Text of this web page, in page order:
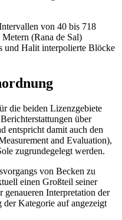
von 40 bis 718
(Rana de Sal)
und Halit interpolierte Blöcke
die beiden Lizenzgebiete
über
entspricht damit auch den
and Evaluation),
zugrundegelegt werden.
von Becken zu
einen Großteil seiner
genaueren Interpretation der
Kategorie auf angezeigt